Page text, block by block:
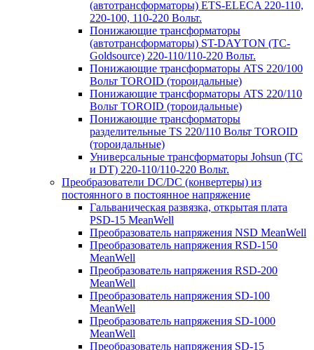
(автотрансформаторы) ETS-ELECA 220-110,
220-100, 110-220 Вольт.
Понижающие трансформаторы
(автотрансформаторы) ST-DAYTON (TC-
Goldsource) 220-110/110-220 Вольт.
Понижающие трансформаторы ATS 220/100
Вольт TOROID (тороидальные)
Понижающие трансформаторы ATS 220/110
Вольт TOROID (тороидальные)
Понижающие трансформаторы
разделительные TS 220/110 Вольт TOROID
(тороидальные)
Универсальные трансформаторы Johsun (TС
и DT) 220-110/110-220 Вольт.
Преобразователи DC/DC (конвертеры) из
постоянного в постоянное напряжение
Гальваническая развязка, открытая плата
PSD-15 MeanWell
Преобразователь напряжения NSD MeanWell
Преобразователь напряжения RSD-150
MeanWell
Преобразователь напряжения RSD-200
MeanWell
Преобразователь напряжения SD-100
MeanWell
Преобразователь напряжения SD-1000
MeanWell
Преобразователь напряжения SD-15